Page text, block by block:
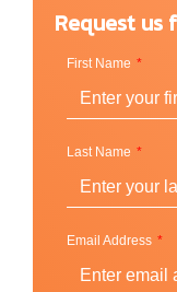
Request us
First Name
Last Name
Email Address